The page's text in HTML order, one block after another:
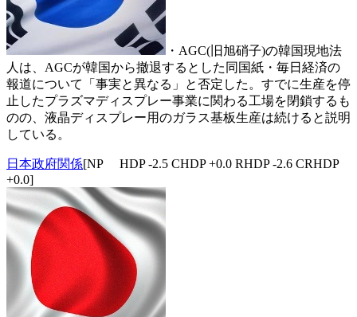
・AGC(旧旭硝子)の韓国現地法
人は、AGCが韓国から撤退するとした同国紙・毎日経済の
報道について「事実と異なる」と否定した。すでに生産を停
止したプラズマディスプレー事業に関わる工場を閉鎖するも
のの、液晶ディスプレー用のガラス基板生産は続けると説明
している。
日本政府関係[NP HDP -2.5 CHDP +0.0 RHDP -2.6 CRHDP
+0.0]